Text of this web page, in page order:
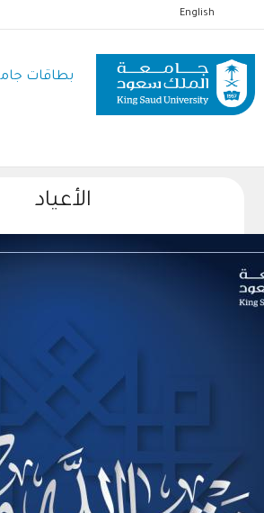
إلى
المحتوى
الرئيسي
English
بطاقات
الأعياد
وصف البطاقة بطاقه بلون كحلي ذات